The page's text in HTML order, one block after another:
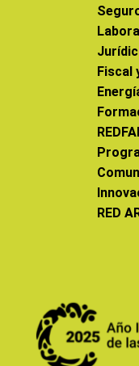
Fiscal
RED